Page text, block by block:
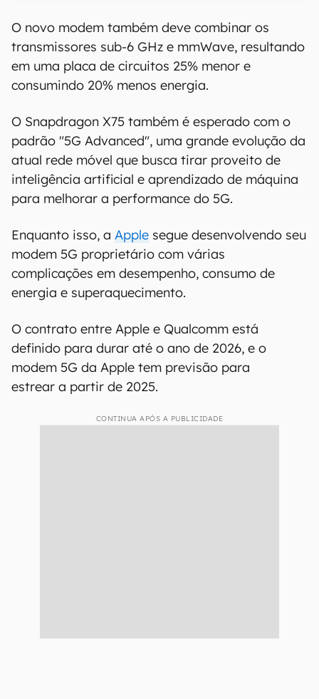
O novo modem também deve combinar os
em uma placa de circuitos 25% menor e
consumindo 20% menos energia.
O Snapdragon X75 também é esperado com o
atual rede móvel que busca tirar proveito de
inteligência artificial e aprendizado de máquina
para melhorar a performance do 5G.
modem 5G proprietário com várias